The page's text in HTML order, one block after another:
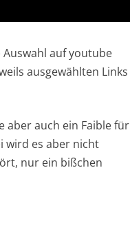
auf youtube
ausgewählten Links
aber auch ein Faible für
wird es aber nicht
nur ein bißchen